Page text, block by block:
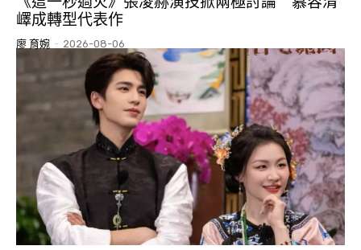
嶧成轉型代表作
廖 育婉 - 2026-08-06